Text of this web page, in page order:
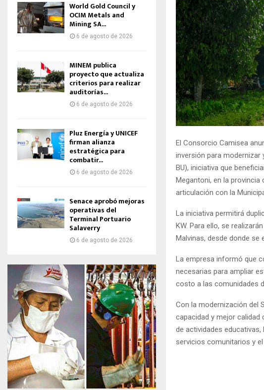
El Consorcio Camisea
inversión para modernizar
BU), iniciativa que
Megantoni, en la provincia
articulación con la
La iniciativa permitirá
KW. Para ello, se
Malvinas, desde donde se
La empresa informó que
necesarias para ampliar
costo a las comunidades
Con la modernización del
capacidad y mejor
de actividades
servicios comunitarios y
World Gold Council y
OCIM Metals and
Mining SA...
6 de agosto de 2026
MINEM publica
proyecto que actualiza
criterios para realizar
auditorías...
6 de agosto de 2026
Pluz Energía y UNICEF
firman alianza
estratégica para
combatir...
6 de agosto de 2026
Senace aprobó mejoras
operativas del
Terminal Portuario
Salaverry
6 de agosto de 2026